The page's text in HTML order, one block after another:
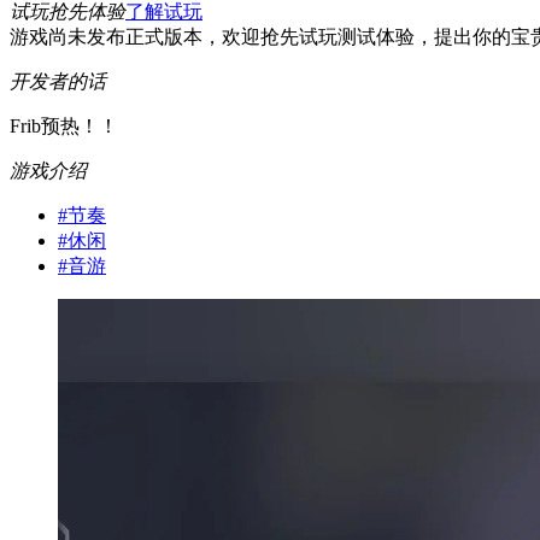
试玩抢先体验了解试玩
游戏尚未发布正式版本，欢迎抢先试玩测试体验，提出你的宝
开发者的话
Frib预热！！
游戏介绍
#节奏
#休闲
#音游